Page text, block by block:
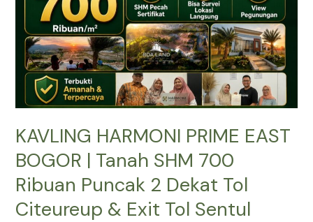
KAVLING HARMONI PRIME EAST
BOGOR | Tanah SHM 700
Ribuan Puncak 2 Dekat Tol
Citeureup & Exit Tol Sentul
700
Ribuan
Puncak
Dekat
Citeureup
Exit
Tol